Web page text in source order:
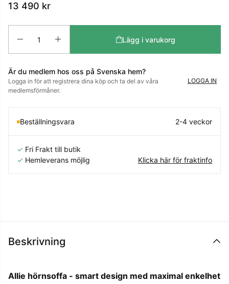
13 490 kr
Lägg i varukorg
Är du medlem hos oss på Svenska hem?
Logga in för att registrera dina köp och ta del av våra
medlemsförmåner.
LOGGA IN
Beställningsvara 2-4 veckor
✓ Fri Frakt till butik
✓ Hemleverans möjlig Klicka här för fraktinfo
Beskrivning
Allie hörnsoffa - smart design med maximal enkelhet